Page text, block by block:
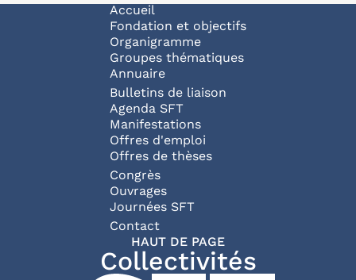
Navigation principale
Accueil
Fondation et objectifs
Organigramme
Groupes thématiques
Annuaire
Bulletins de liaison
Agenda SFT
Manifestations
Offres d'emploi
Offres de thèses
Congrès
Ouvrages
Journées SFT
Pied de page
Contact
HAUT DE PAGE
Collectivités